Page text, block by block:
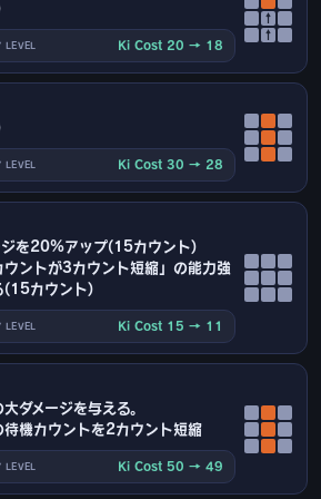
Ki Cost 20 → 18
↑
↑
Ki Cost 30 → 28
ジを20%アップ(15カウント)
ウントが3カウント短縮」の能力強
(15カウント)
Ki Cost 15 → 11
ダメージを与える。
待機カウントを2カウント短縮
Ki Cost 50 → 49